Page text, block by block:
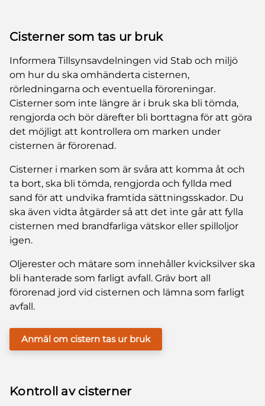
Cisterner som tas ur bruk
Informera Tillsynsavdelningen vid Stab och miljö
om hur du ska omhänderta cisternen,
rörledningarna och eventuella föroreningar.
Cisterner som inte längre är i bruk ska bli tömda,
rengjorda och bör därefter bli borttagna för att göra
det möjligt att kontrollera om marken under
cisternen är förorenad.
Cisterner i marken som är svåra att komma åt och
ta bort, ska bli tömda, rengjorda och fyllda med
sand för att undvika framtida sättningsskador. Du
ska även vidta åtgärder så att det inte går att fylla
cisternen med brandfarliga vätskor eller spilloljor
igen.
Oljerester och mätare som innehåller kvicksilver ska
bli hanterade som farligt avfall. Gräv bort all
förorenad jord vid cisternen och lämna som farligt
avfall.
Anmäl om cistern tas ur bruk
Kontroll av cisterner